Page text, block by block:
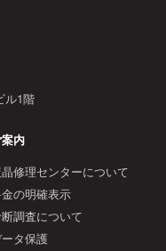
ル1階
内
修理センターについて
の明確表示
調査について
タ保護